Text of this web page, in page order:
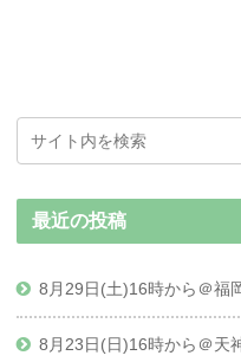
最近の投稿
8月29日(土)16時から＠
8月23日(日)16時から＠天